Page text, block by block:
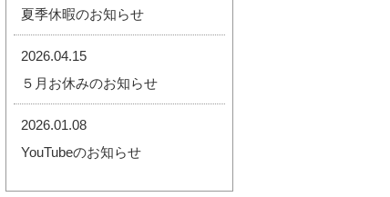
夏季休暇のお知らせ
2026.04.15
５月お休みのお知らせ
2026.01.08
YouTubeのお知らせ